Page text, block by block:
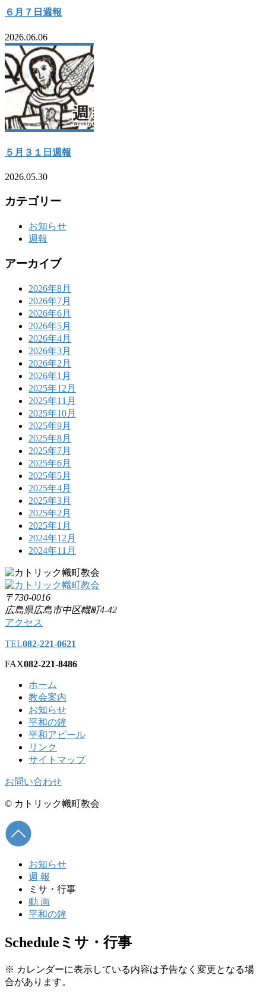
６月７日週報
2026.06.06
５月３１日週報
2026.05.30
カテゴリー
お知らせ
週報
アーカイブ
2026年8月
2026年7月
2026年6月
2026年5月
2026年4月
2026年3月
2026年2月
2026年1月
2025年12月
2025年11月
2025年10月
2025年9月
2025年8月
2025年7月
2025年6月
2025年5月
2025年4月
2025年3月
2025年2月
2025年1月
2024年12月
2024年11月
〒730-0016
広島県広島市中区幟町4-42
アクセス
TEL082-221-0621
FAX082-221-8486
ホーム
教会案内
お知らせ
平和の鐘
平和アピール
リンク
サイトマップ
お問い合わせ
© カトリック幟町教会
お知らせ
週 報
ミサ・行事
動 画
平和の鐘
Schedule ミサ・行事
※ カレンダーに表示している内容は予告なく変更となる場
合があります。